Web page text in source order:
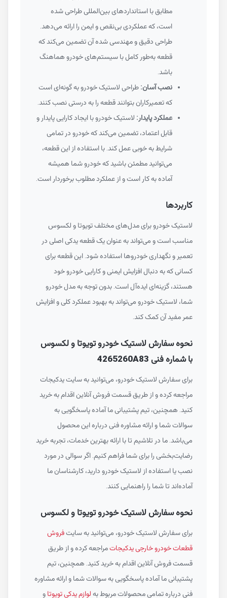
مطابق با استانداردهای بین‌المللی طراحی شده
است، که عملکردی بی‌نقص و ایمن را ارائه می‌دهد.
طراحی دقیق و مهندسی شده آن تضمین می‌کند که
قطعه به‌طور کامل با سیستم‌های خودرو هماهنگ
باشد.
نصب آسان:طراحی لاستیک خودرو به گونه‌ای است
که تعمیرکاران بتوانند قطعه را به درستی نصب کنند.
عملکرد پایدار:لاستیک خودرو با ایجاد کارایی پایدار و
قابل اعتماد، تضمین می‌کند که خودرو در تمامی
شرایط به خوبی عمل کند. با استفاده از این قطعه،
می‌توانید مطمئن باشید که خودرو شما همیشه
آماده به کار است و از عملکرد مطلوب برخوردار است.
کاربردها
لاستیک خودرو برای مدل‌های مختلف تویوتا و لکسوس
مناسب است و می‌تواند به عنوان یک قطعه یدکی اصلی در
تعمیر و نگهداری خودروها استفاده شود. این قطعه برای
کسانی که به دنبال افزایش ایمنی و کارایی خودرو خود
هستند، گزینه‌ای ایده‌آل است. بدون توجه به مدل خودرو
شما، لاستیک خودرو می‌تواند به بهبود عملکرد کلی و افزایش
عمر مفید آن کمک کند.
نحوه سفارش لاستیک خودرو تویوتا و لکسوس
با شماره فنی 4265260A83
برای سفارش لاستیک خودرو، می‌توانید به سایت یدکیجات
مراجعه کرده و از طریق قسمت فروش آنلاین اقدام به خرید
کنید. همچنین، تیم پشتیبانی ما آماده پاسخگویی به
سوالات شما و ارائه مشاوره فنی درباره این محصول
می‌باشد. ما در تلاشیم تا با ارائه بهترین خدمات، تجربه خرید
رضایت‌بخشی را برای شما فراهم کنیم. اگر سوالی در مورد
نصب یا استفاده از لاستیک خودرو دارید، کارشناسان ما
آماده‌اند تا شما را راهنمایی کنند.
نحوه سفارش لاستیک خودرو تویوتا و لکسوس
برای سفارش لاستیک خودرو، می‌توانید به سایتفروش
قطعات خودرو خارجی یدکیجاتمراجعه کرده و از طریق
قسمت فروش آنلاین اقدام به خرید کنید. همچنین، تیم
پشتیبانی ما آماده پاسخگویی به سوالات شما و ارائه مشاوره
فنی درباره تمامی محصولات مربوط بهلوازم یدکی تویوتاو